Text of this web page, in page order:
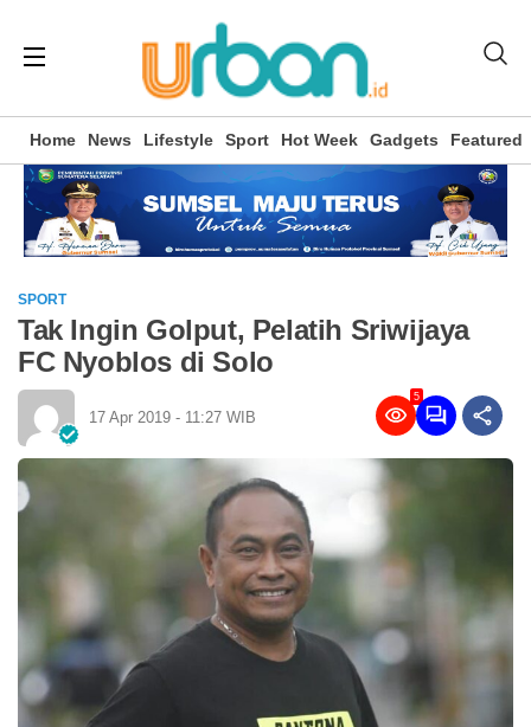
Home News Lifestyle Sport Hot Week Gadgets Featured
SPORT
Tak Ingin Golput, Pelatih Sriwijaya
FC Nyoblos di Solo
17 Apr 2019 - 11:27 WIB
5